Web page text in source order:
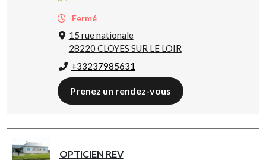
Fermé
15 rue nationale
28220 CLOYES SUR LE LOIR
+33237985631
Prenez un rendez-vous
OPTICIEN REV